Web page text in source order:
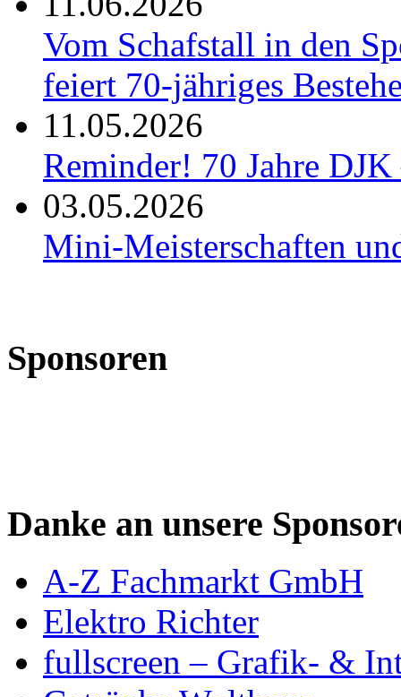
Vom Schafstall in den
feiert 70-jähriges
11.05.2026
Reminder! 70 Jahre
03.05.2026
Mini-Meisterschaften
Sponsoren
Danke an unsere
A-Z Fachmarkt GmbH
Elektro Richter
fullscreen – Grafik- &